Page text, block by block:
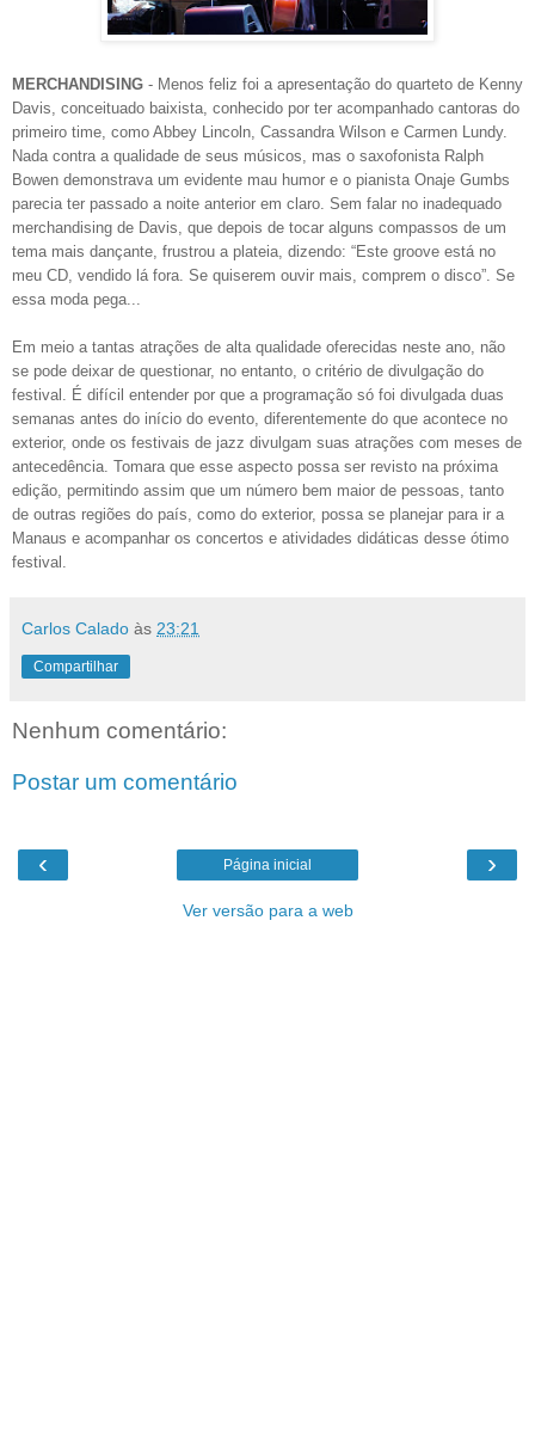
MERCHANDISING - Menos feliz foi a apresentação do quarteto de Kenny
Davis, conceituado baixista, conhecido por ter acompanhado cantoras do
primeiro time, como Abbey Lincoln, Cassandra Wilson e Carmen Lundy.
Nada contra a qualidade de seus músicos, mas o saxofonista Ralph
Bowen demonstrava um evidente mau humor e o pianista Onaje Gumbs
parecia ter passado a noite anterior em claro. Sem falar no inadequado
merchandising de Davis, que depois de tocar alguns compassos de um
tema mais dançante, frustrou a plateia, dizendo: “Este groove está no
meu CD, vendido lá fora. Se quiserem ouvir mais, comprem o disco”. Se
essa moda pega...
Em meio a tantas atrações de alta qualidade oferecidas neste ano, não
se pode deixar de questionar, no entanto, o critério de divulgação do
festival. É difícil entender por que a programação só foi divulgada duas
semanas antes do início do evento, diferentemente do que acontece no
exterior, onde os festivais de jazz divulgam suas atrações com meses de
antecedência. Tomara que esse aspecto possa ser revisto na próxima
edição, permitindo assim que um número bem maior de pessoas, tanto
de outras regiões do país, como do exterior, possa se planejar para ir a
Manaus e acompanhar os concertos e atividades didáticas desse ótimo
festival.
Carlos Calado às 23:21
Compartilhar
Nenhum comentário:
Postar um comentário
‹ ›
Página inicial
Ver versão para a web